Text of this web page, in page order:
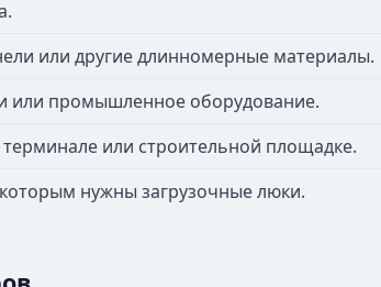
или другие длинномерные материалы.
или промышленное оборудование.
терминале или строительной площадке.
нужны загрузочные люки.